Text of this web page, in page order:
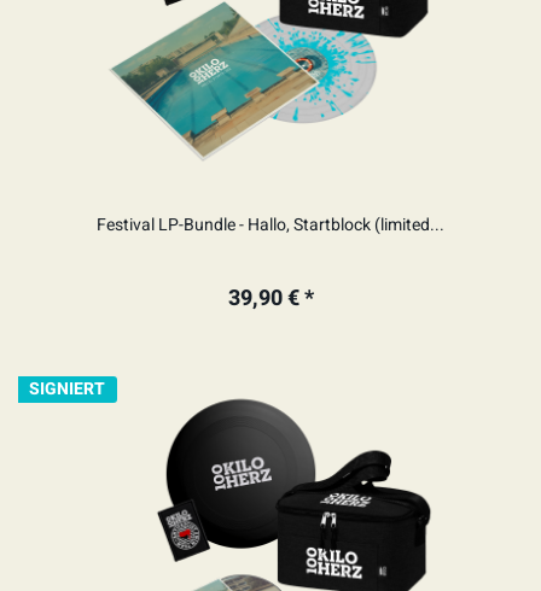
SIGNIERT
Festival LP-Bundle - Hallo, Startblock (limited...
39,90 € *